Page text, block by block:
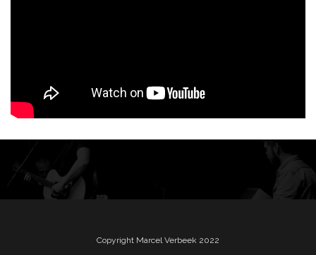
Copyright Marcel Verbeek 2022